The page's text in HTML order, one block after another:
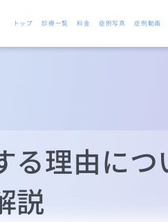
トップ 診療一覧 料金 症例写真 症例動画
る理由につ
説